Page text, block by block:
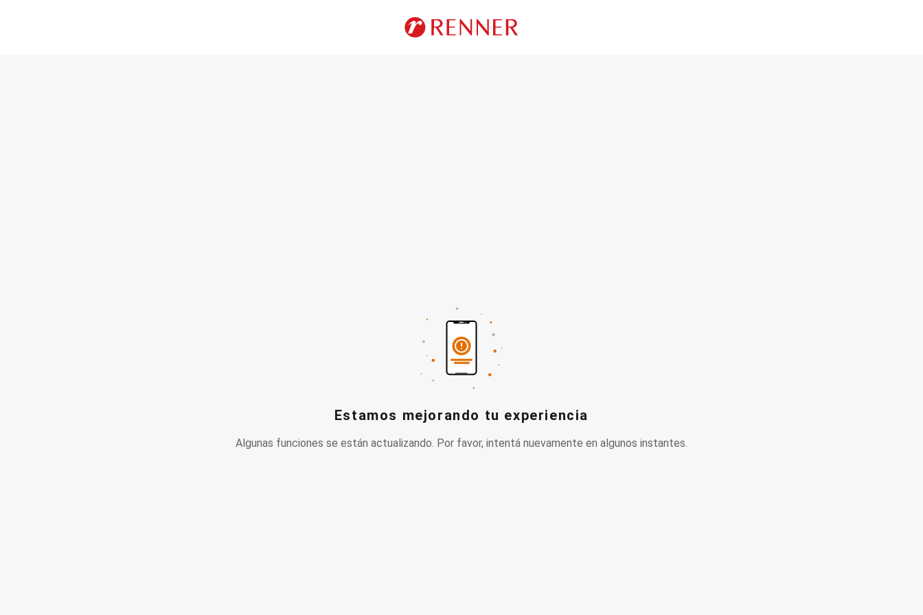
Estamos mejorando tu experiencia
Algunas funciones se están actualizando. Por favor, intentá nuevamente en algunos instantes.